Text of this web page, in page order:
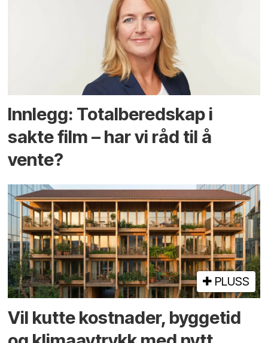
Innlegg: Totalberedskap i
sakte film – har vi råd til å
vente?
PLUSS
Vil kutte kostnader, byggetid